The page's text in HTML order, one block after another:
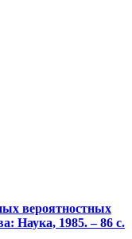
вероятностных
Наука, 1985. – 86 с.